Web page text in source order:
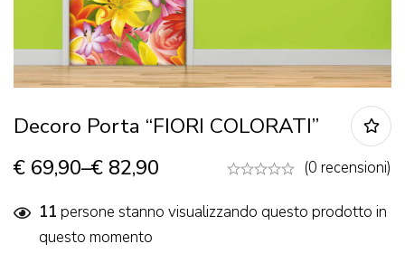
Decoro Porta “FIORI COLORATI”
€ 69,90–€ 82,90 (0 recensioni)
11 persone stanno visualizzando questo prodotto in
questo momento